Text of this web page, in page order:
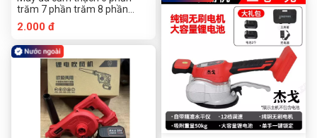
trăm 7 phần trăm 8 phần
trăm vít chống răng
2.000 đ